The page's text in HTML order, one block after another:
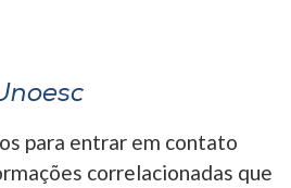
para entrar em contato
correlacionadas que